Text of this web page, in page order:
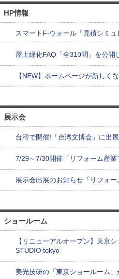
HP情報
スマートF-ウォール「見積シミ
屋上緑化FAQ「全310問」を公開
【NEW】ホームページが新しくな
展示会
台湾で開催!「台湾文博会」に出
7/29～7/30開催「リフォーム産
展示会出展のお知らせ「リフォー
ショールーム
【リニューアルオープン】東京
STUDIO tokyo
美光技研の「東京ショールーム」